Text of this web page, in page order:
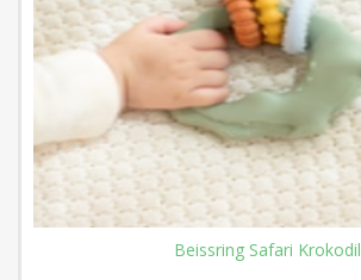
Beissring Safari Krokodil